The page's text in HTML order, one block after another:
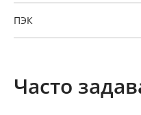
ПЭК
Байкал-Сервис
Часто